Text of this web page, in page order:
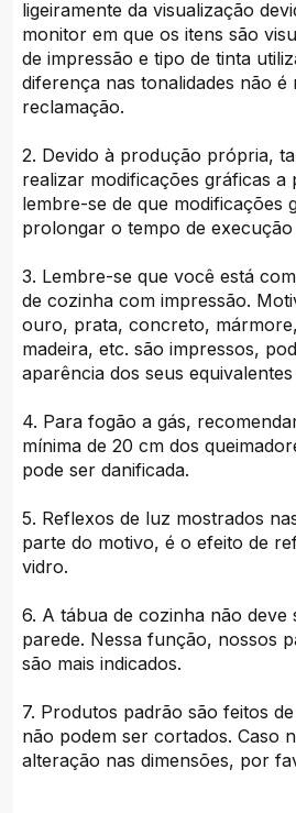
ligeiramente da visualização
monitor em que os itens são
de impressão e tipo de tinta
diferença nas tonalidades não é
reclamação.
2. Devido à produção própria,
realizar modificações gráficas a
lembre-se de que modificações
prolongar o tempo de execução
3. Lembre-se que você está
de cozinha com impressão.
ouro, prata, concreto,
madeira, etc. são impressos,
aparência dos seus equivalentes
4. Para fogão a gás,
mínima de 20 cm dos
pode ser danificada.
5. Reflexos de luz mostrados
parte do motivo, é o efeito de
vidro.
6. A tábua de cozinha não deve
parede. Nessa função, nossos
são mais indicados.
7. Produtos padrão são feitos
não podem ser cortados. Caso
alteração nas dimensões, por